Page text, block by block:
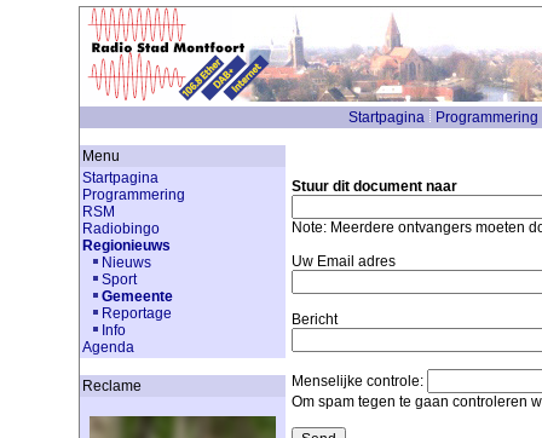
Startpagina Programmering
Menu
Startpagina
Programmering
RSM
Radiobingo
Regionieuws
Nieuws
Sport
Gemeente
Reportage
Info
Agenda
Reclame
Stuur dit document naar
Note: Meerdere ontvangers moeten
Uw Email adres
Bericht
Menselijke controle:
Om spam tegen te gaan controleren